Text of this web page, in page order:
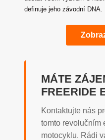
definuje jeho závodní DNA.
MÁTE
FREERIDE
Kontaktujte nás
tomto revolučním
motocyklu. Rádi